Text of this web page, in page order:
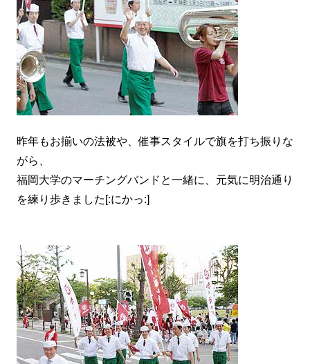
昨年もお揃いの法被や、催事スタイルで旗を打ち振りな
がら、
福岡大学のマーチングバンドと一緒に、元気に明治通り
を練り歩きました[:にかっ:]